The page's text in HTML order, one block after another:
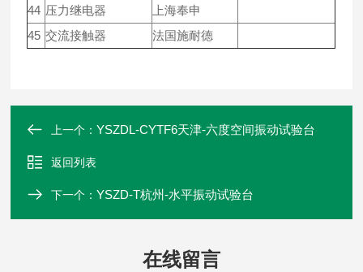
44 压力继电器
上海奉申
45 交流接触器 法国施耐德
上一个：YSZDL-CYTF6天津-六度空间振动试验台
返回列表
下一个：YSZD-T杭州-水平振动试验台
在线留言